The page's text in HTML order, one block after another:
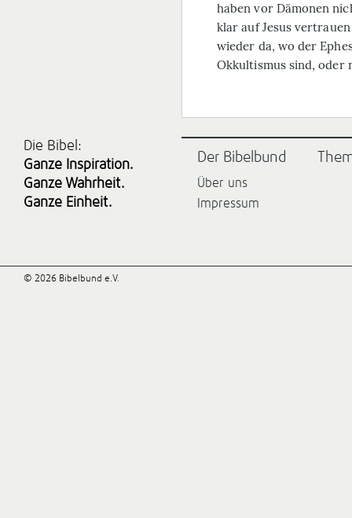
haben vor Dämonen
klar auf Jesus
wieder da, wo der
Okkultismus sind, oder
Die Bibel:
Ganze Inspiration.
Ganze Wahrheit.
Ganze Einheit.
Der Bibelbund
Über uns
Impressum
© 2026 Bibelbund e.V.